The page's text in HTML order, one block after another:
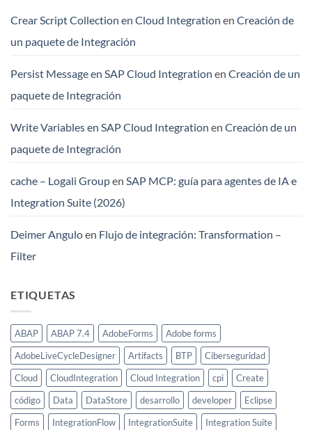
Crear Script Collection en Cloud Integration en Creación de
un paquete de Integración
Persist Message en SAP Cloud Integration en Creación de un
paquete de Integración
Write Variables en SAP Cloud Integration en Creación de un
paquete de Integración
cache – Logali Groupen SAP MCP: guía para agentes de IA e
Integration Suite (2026)
Deimer Anguloen Flujo de integración: Transformation –
Filter
ETIQUETAS
ABAP ABAP 7.4 AdobeForms
Adobe forms
AdobeLiveCycleDesigner
Artifacts BTP
Ciberseguridad
Cloud
CloudIntegration Cloud Integration cpi
Create
código
Data DataStore desarrollo developer
Eclipse
Forms
IntegrationFlow IntegrationSuite Integration Suite